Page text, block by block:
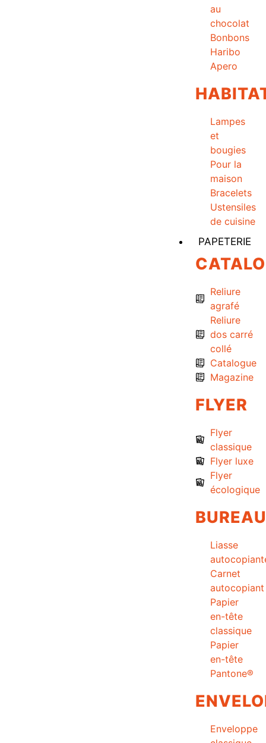
au
chocolat
Bonbons
Haribo
Apero
Lampes
et
bougies
Pour la
maison
Bracelets
Ustensiles
de cuisine
PAPETERIE
Reliure
agrafé
Reliure
dos carré
collé
Catalogue
Magazine
FLYER
Flyer
classique
Flyer luxe
Flyer
écologique
BUREAU
Liasse
Carnet
autocopiant
Papier
en-tête
classique
Papier
en-tête
Pantone®
Enveloppe